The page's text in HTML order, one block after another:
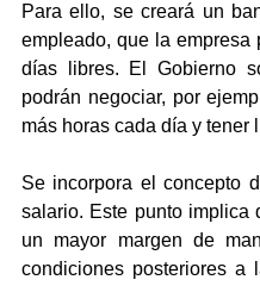
Para ello, se creará un
empleado, que la empresa
días libres. El Gobierno
podrán negociar, por
más horas cada día y tener
Se incorpora el concepto
salario. Este punto implica
un mayor margen de
condiciones posteriores a